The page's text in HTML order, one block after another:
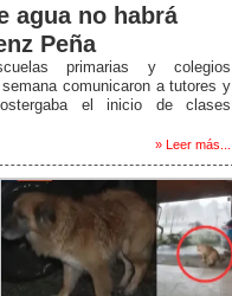
agua no habrá
Peña
primarias y colegios
comunicaron a tutores y
el inicio de clases
» Leer más...